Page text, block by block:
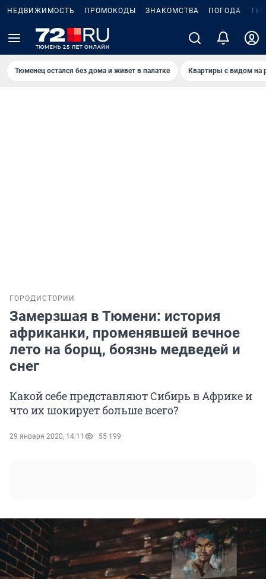
НЕДВИЖИМОСТЬ ПРОМОКОДЫ ЗНАКОМСТВА ПОГОДА
Тюменец остался без дома и живет в палатке Квартиры с видом на
ГОРОД ИСТОРИИ
Замерзшая в Тюмени: история
африканки, променявшей вечное
лето на борщ, боязнь медведей и
снег
Какой себе представляют Сибирь в Африке и
что их шокирует больше всего?
29 января 2020, 14:11 55 199